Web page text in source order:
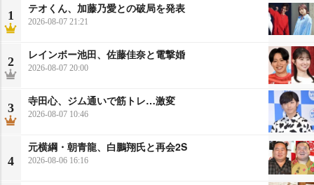
1
テオくん、加藤乃愛との破局を発表
2026-08-07 21:21
2
レインボー池田、佐藤佳奈と電撃婚
2026-08-07 20:00
3
寺田心、ジム通いで筋トレ…激変
2026-08-07 10:46
4
元横綱・朝青龍、白鵬翔氏と再会2S
2026-08-06 16:16